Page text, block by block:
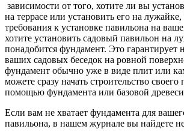
зависимости от того, хотите ли вы
на террасе или установить его на
требования к установке павильона на
хотите установить садовый павильон на
понадобится фундамент. Это
ваших садовых беседок на ровной
фундамент обычно уже в виде плит или
можете сразу начать строительство своего
помощью фундамента или базовой
Если вам не хватает фундамента для
павильона, в нашем журнале вы найдете